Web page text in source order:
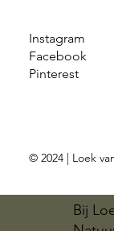
Bij
Instagram
Facebook
Pinterest
© 2024 | Loek